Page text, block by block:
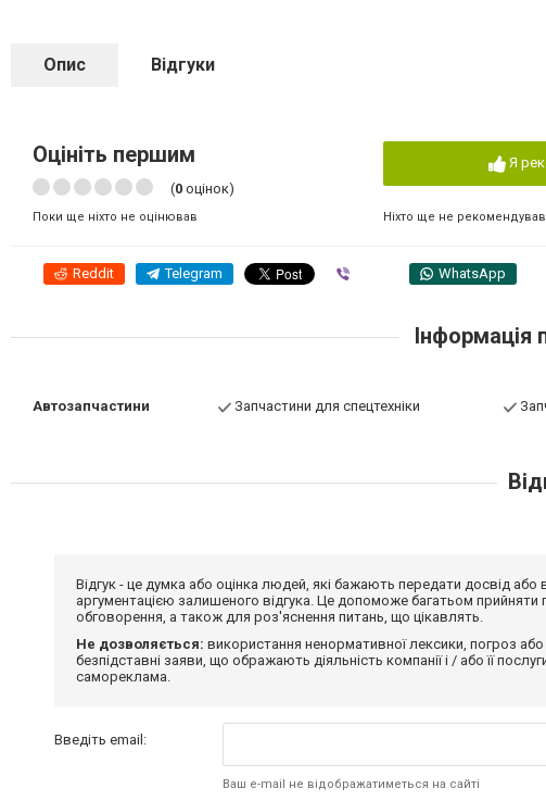
Опис Відгуки
Оцініть першим
(0 оцінок)
Поки ще ніхто не оцінював
Я
Ніхто ще не рекомендував
Reddit Telegram WhatsApp
Інформація
Автозапчастини Запчастини для спецтехніки
Відгук - це думка або оцінка людей, які бажають передати досвід
аргументацією залишеного відгука. Це допоможе багатьом прийняти
обговорення, а також для роз'яснення питань, що цікавлять.
Не дозволяється: використання ненормативної лексики, погроз
безпідставні заяви, що ображають діяльність компанії і / або її
самореклама.
Введіть email:
Ваш e-mail не відображатиметься на сайті